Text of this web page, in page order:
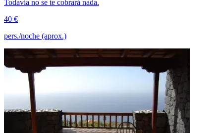
Todavía no se te cobrará nada.
40 €
pers./noche (aprox.)